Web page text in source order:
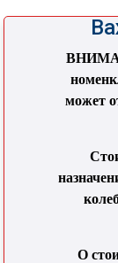
может
О